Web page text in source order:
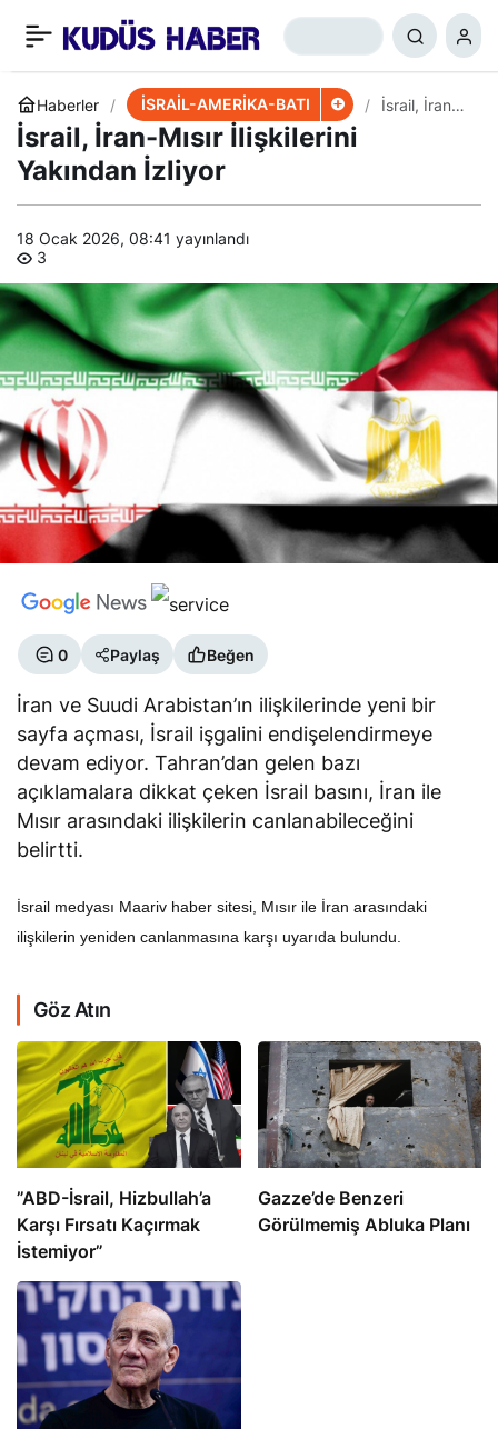
Haberler İSRAİL-AMERİKA-BATI
İsrail, İran-
İsrail, İran-Mısır İlişkilerini
Yakından İzliyor
18 Ocak 2026, 08:41 yayınlandı
3
0 Paylaş Beğen
İran ve Suudi Arabistan’ın ilişkilerinde yeni bir
sayfa açması, İsrail işgalini endişelendirmeye
devam ediyor. Tahran’dan gelen bazı
açıklamalara dikkat çeken İsrail basını, İran ile
Mısır arasındaki ilişkilerin canlanabileceğini
belirtti.
İsrail medyası Maariv haber sitesi, Mısır ile İran arasındaki
ilişkilerin yeniden canlanmasına karşı uyarıda bulundu.
Göz Atın
​​​​​​​”ABD-İsrail, Hizbullah’a
Karşı Fırsatı Kaçırmak
İstemiyor”
​​​​​​​Gazze’de Benzeri
Görülmemiş Abluka Planı
İsrail Savunma Bakanı
Saldırı Yerine Gitti
+ 0 Paylaş